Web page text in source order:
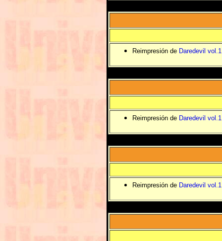
Reimpresión de Daredevil
Reimpresión de Daredevil
Reimpresión de Daredevil